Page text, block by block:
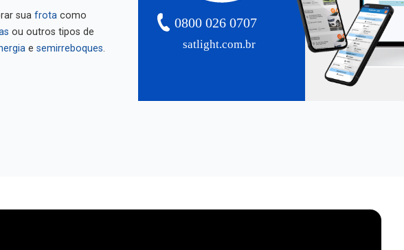
sua frota como
ou outros tipos de
e semirreboques. satlight.com.br
0800 026 0707